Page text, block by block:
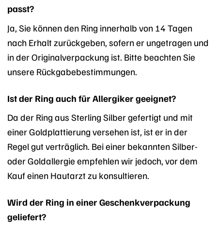
passt?
Ja, Sie können den Ring innerhalb von 14 Tagen
nach Erhalt zurückgeben, sofern er ungetragen und
in der Originalverpackung ist. Bitte beachten Sie
unsere Rückgabebestimmungen.
Ist der Ring auch für Allergiker geeignet?
Da der Ring aus Sterling Silber gefertigt und mit
einer Goldplattierung versehen ist, ist er in der
Regel gut verträglich. Bei einer bekannten Silber-
oder Goldallergie empfehlen wir jedoch, vor dem
Kauf einen Hautarzt zu konsultieren.
Wird der Ring in einer Geschenkverpackung
geliefert?